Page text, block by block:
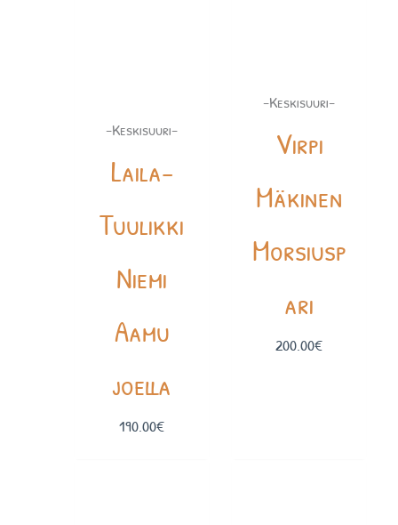
-Keskisuuri-
Laila-
Tuulikki
Niemi
Aamu
joella
190.00€
-Keskisuuri-
Virpi
Mäkinen
Morsiusp
ari
200.00€